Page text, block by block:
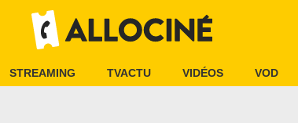
STREAMING TVACTU VIDÉOS VOD